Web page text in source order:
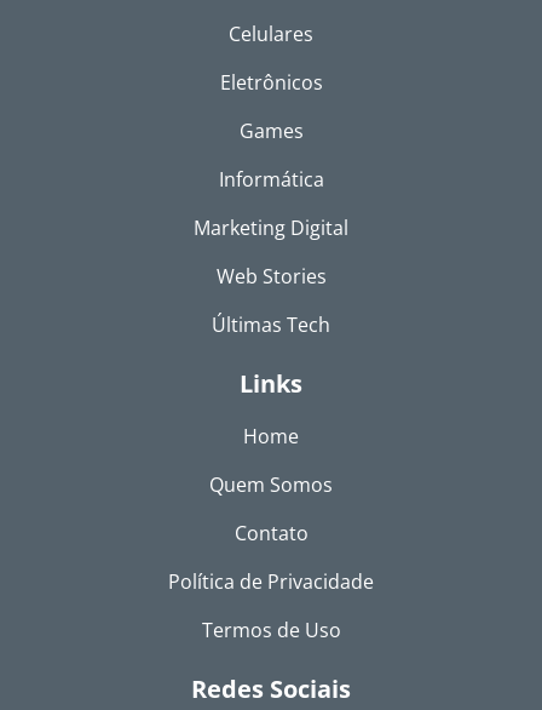
Celulares
Eletrônicos
Games
Informática
Marketing Digital
Web Stories
Últimas Tech
Links
Home
Quem Somos
Contato
Política de Privacidade
Termos de Uso
Redes Sociais